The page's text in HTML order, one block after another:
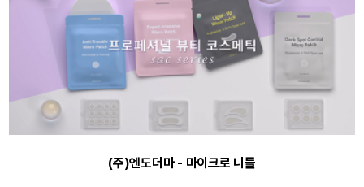
(주)엔도더마 - 마이크로 니들